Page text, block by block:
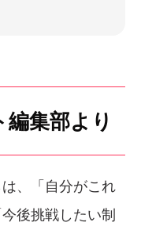
集部より
、「自分がこれ
後挑戦したい制